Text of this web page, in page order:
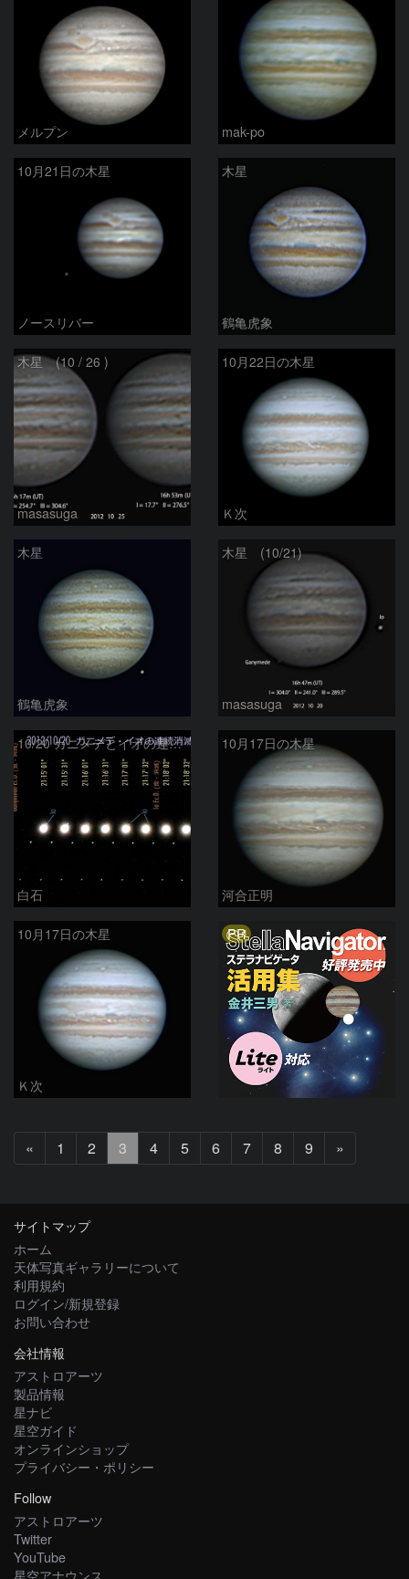
メルプン mak-po
10月21日の木星
ノースリバー
木星
鶴亀虎象
木星 (10 / 26 )
masasuga
10月22日の木星
Ｋ次
木星
鶴亀虎象
木星 (10/21)
masasuga
10/20 ガニメデとイオの連続消滅(木星の影による食)
白石
10月17日の木星
河合正明
10月17日の木星
Ｋ次
PR
«
へ
1 2 3 4 5 6 7 8 9 »
へ
サイトマップ
ホーム
天体写真ギャラリーについて
利用規約
ログイン/新規登録
お問い合わせ
会社情報
アストロアーツ
製品情報
星ナビ
星空ガイド
オンラインショップ
プライバシー・ポリシー
Follow
アストロアーツ
Twitter
YouTube
星空アナウンス